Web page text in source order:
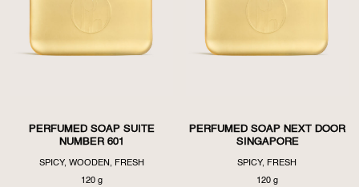
PERFUMED SOAP SUITE
NUMBER 601
SPICY, WOODEN, FRESH
120 g
PERFUMED SOAP NEXT DOOR
SINGAPORE
SPICY, FRESH
120 g